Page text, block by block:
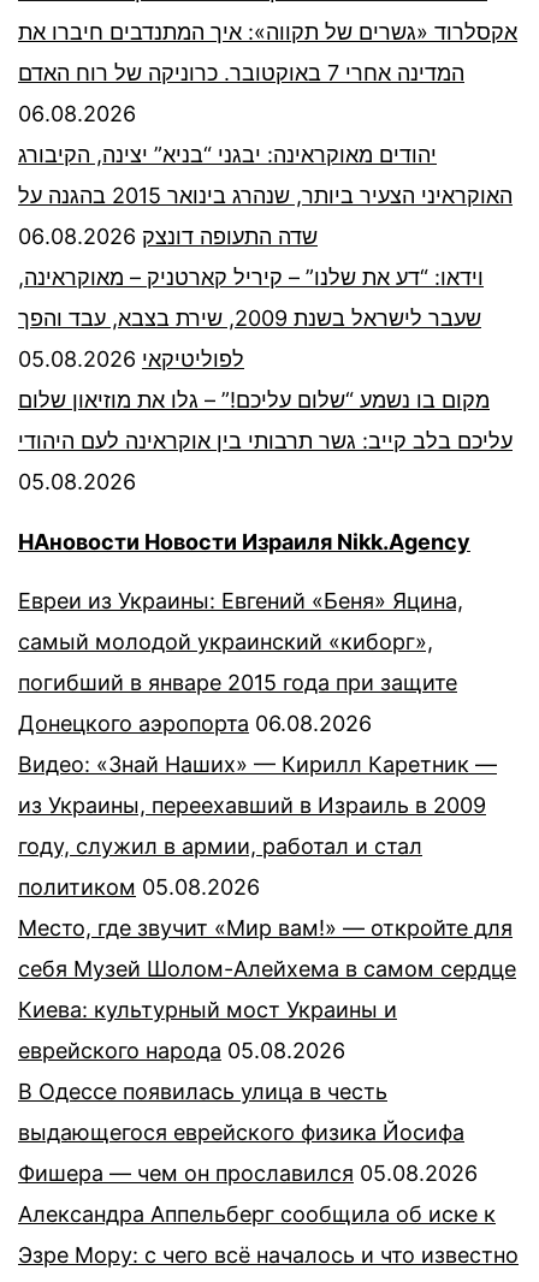
אקסלרוד «גשרים של תקווה»: איך המתנדבים חיברו את
המדינה אחרי 7 באוקטובר. כרוניקה של רוח האדם
06.08.2026
יהודים מאוקראינה: יבגני “בניא” יצינה, הקיבורג
האוקראיני הצעיר ביותר, שנהרג בינואר 2015 בהגנה על
שדה התעופה דונצק 06.08.2026
וידאו: “דע את שלנו” – קיריל קארטניק – מאוקראינה,
שעבר לישראל בשנת 2009, שירת בצבא, עבד והפך
לפוליטיקאי 05.08.2026
מקום בו נשמע “שלום עליכם!” – גלו את מוזיאון שלום
עליכם בלב קייב: גשר תרבותי בין אוקראינה לעם היהודי
05.08.2026
НАновости Новости Израиля Nikk.Agency
Евреи из Украины: Евгений «Беня» Яцина,
самый молодой украинский «киборг»,
погибший в январе 2015 года при защите
Донецкого аэропорта 06.08.2026
Видео: «Знай Наших» — Кирилл Каретник —
из Украины, переехавший в Израиль в 2009
году, служил в армии, работал и стал
политиком 05.08.2026
Место, где звучит «Мир вам!» — откройте для
себя Музей Шолом-Алейхема в самом сердце
Киева: культурный мост Украины и
еврейского народа 05.08.2026
В Одессе появилась улица в честь
выдающегося еврейского физика Йосифа
Фишера — чем он прославился 05.08.2026
Александра Аппельберг сообщила об иске к
Эзре Мору: с чего всё началось и что известно